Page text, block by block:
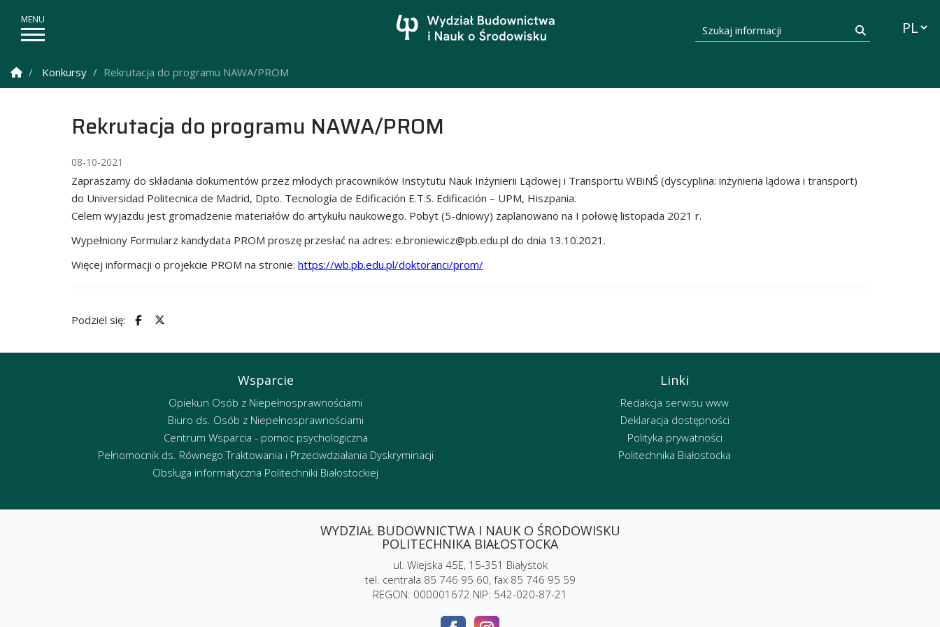
Szukaj informacji
Strona Główna
Konkursy Rekrutacja do programu NAWA/PROM
Rekrutacja do programu NAWA/PROM
08-10-2021
Zapraszamy do składania dokumentów przez młodych pracowników Instytutu Nauk Inżynierii Lądowej i Transportu WBiNŚ (dyscyplina: inżynieria lądowa i transport)
do Universidad Politecnica de Madrid, Dpto. Tecnología de Edificación E.T.S. Edificación – UPM, Hiszpania.
Celem wyjazdu jest gromadzenie materiałów do artykułu naukowego. Pobyt (5-dniowy) zaplanowano na I połowę listopada 2021 r.
Wypełniony Formularz kandydata PROM proszę przesłać na adres: e.broniewicz@pb.edu.pl do dnia 13.10.2021.
Więcej informacji o projekcie PROM na stronie: https://wb.pb.edu.pl/doktoranci/prom/
Podziel się:
Wsparcie
Opiekun Osób z Niepełnosprawnościami
Biuro ds. Osób z Niepełnosprawnościami
Centrum Wsparcia - pomoc psychologiczna
Pełnomocnik ds. Równego Traktowania i Przeciwdziałania Dyskryminacji
Obsługa informatyczna Politechniki Białostockiej
Linki
Redakcja serwisu www
Deklaracja dostępności
Polityka prywatności
Politechnika Białostocka
WYDZIAŁ BUDOWNICTWA I NAUK O ŚRODOWISKU
POLITECHNIKA BIAŁOSTOCKA
ul. Wiejska 45E, 15-351 Białystok
tel. centrala 85 746 95 60, fax 85 746 95 59
REGON: 000001672 NIP: 542-020-87-21